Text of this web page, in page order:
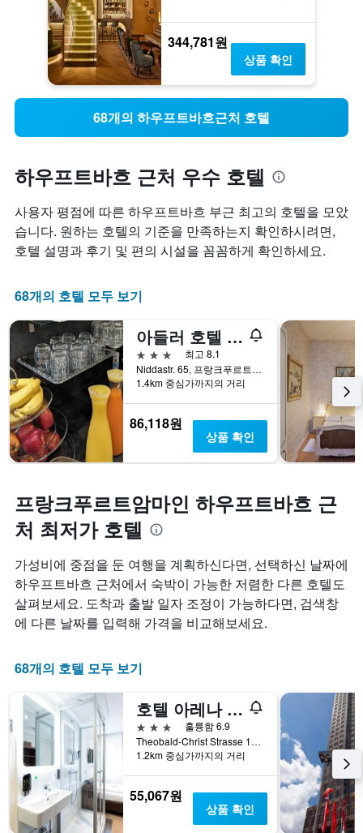
344,781원
상품 확인
68개의 하우프트바흐근처 호텔
하우프트바흐 근처 우수 호텔
사용자 평점에 따른 하우프트바흐 부근 최고의 호텔을 모았
습니다. 원하는 호텔의 기준을 만족하는지 확인하시려면,
호텔 설명과 후기 및 편의 시설을 꼼꼼하게 확인하세요.
68개의 호텔 모두 보기
아들러 호텔 프랑크푸르트
3성급
최고 8.1
Niddastr. 65, 프랑크푸르트암마인, 헤센, 독일
1.4km 중심가까지의 거리
86,118원
상품 확인
프랑크푸르트암마인 하우프트바흐 근
처 최저가 호텔
​가성비에 중점을 둔 여행을 계획하신다면, 선택하신 날짜에
하우프트바흐 근처에서 숙박이 가능한 저렴한 다른 호텔도
살펴보세요. 도착과 출발 일자 조정이 가능하다면, 검색창
에 다른 날짜를 입력해 가격을 비교해보세요.
68개의 호텔 모두 보기
호텔 아레나 암 추
3성급
훌륭함 6.9
Theobald-Christ Strasse 19, 프랑크푸르트암마인, 헤센, 독일
1.2km 중심가까지의 거리
55,067원
상품 확인